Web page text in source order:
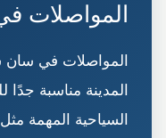
المواصلات
المواصلات في سان
المدينة مناسبة
السياحية المهمة